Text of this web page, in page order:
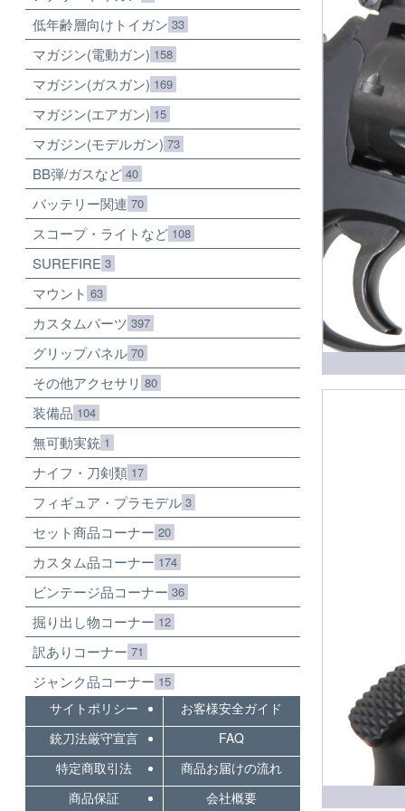
低年齢層向けトイガン 33
マガジン(電動ガン) 158
マガジン(ガスガン) 169
マガジン(エアガン) 15
マガジン(モデルガン) 73
BB弾/ガスなど 40
バッテリー関連 70
スコープ・ライトなど 108
SUREFIRE 3
マウント 63
カスタムパーツ 397
グリップパネル 70
その他アクセサリ 80
装備品 104
無可動実銃 1
ナイフ・刀剣類 17
フィギュア・プラモデル 3
セット商品コーナー 20
カスタム品コーナー 174
ビンテージ品コーナー 36
掘り出し物コーナー 12
訳ありコーナー 71
ジャンク品コーナー 15
サイトポリシー
お客様安全ガイド
銃刀法厳守宣言
FAQ
特定商取引法
商品お届けの流れ
商品保証
会社概要